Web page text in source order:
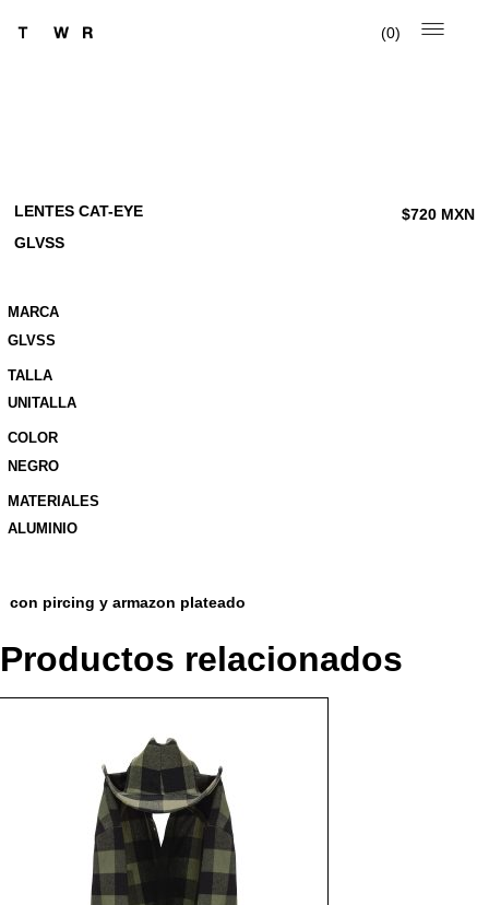
0
LENTES CAT-EYE
GLVSS
$720MXN
MARCA
GLVSS
TALLA
UNITALLA
COLOR
NEGRO
MATERIALES
ALUMINIO
con pircing y armazon plateado
Productos relacionados